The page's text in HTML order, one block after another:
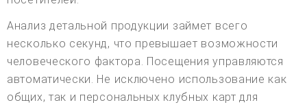
Анализ детальной продукции займет всего
несколько секунд, что превышает возможности
человеческого фактора. Посещения управляются
автоматически. Не исключено использование как
общих, так и персональных клубных карт для